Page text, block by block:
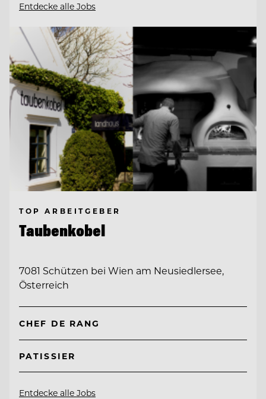
Entdecke alle Jobs
TOP ARBEITGEBER
Taubenkobel
7081 Schützen bei Wien am Neusiedlersee,
Österreich
CHEF DE RANG
PATISSIER
Entdecke alle Jobs